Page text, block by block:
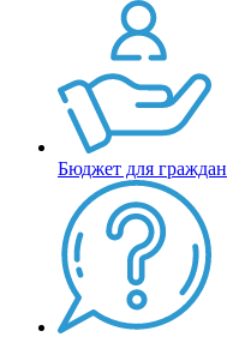
Бюджет для граждан